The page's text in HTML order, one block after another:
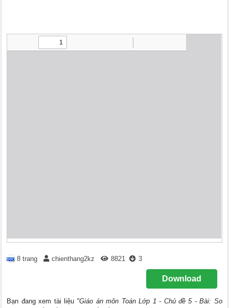
8 trang chienthang2kz 8821 3
Download
Bạn đang xem tài liệu "Giáo án môn Toán Lớp 1 - Chủ đề 5 - Bài: So